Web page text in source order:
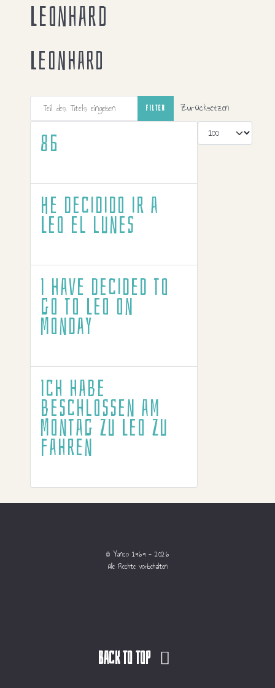
Leonhard
Leonhard
Teil des Titels eingeben
FILTER Zurücksetzen
Anzeige #
86
He decidido ir a
Leo el lunes
I have decided to
go to Leo on
Monday
Ich habe
beschlossen am
Montag zu Leo zu
fahren
© Yanco 1969 - 2026
Alle Rechte vorbehalten
Back to top